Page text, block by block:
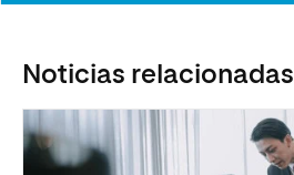
Noticias relacionadas